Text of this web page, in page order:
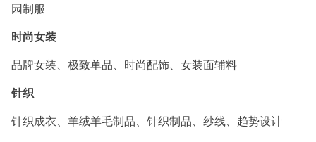
园制服
时尚女装
品牌女装、极致单品、时尚配饰、女装面辅料
针织
针织成衣、羊绒羊毛制品、针织制品、纱线、趋势设计